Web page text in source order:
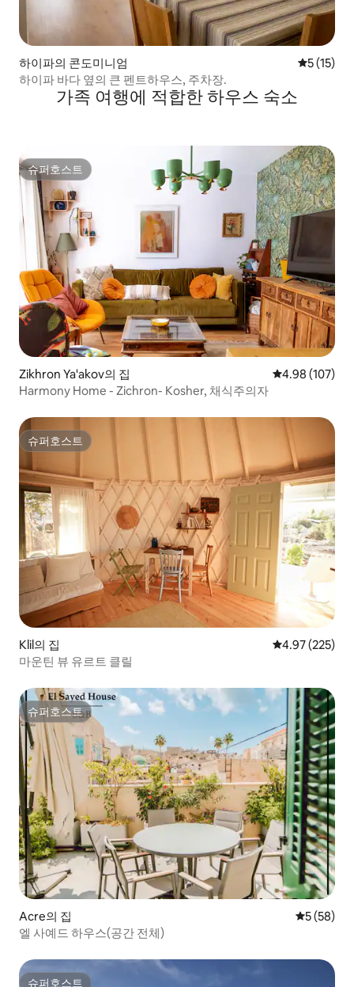
하이파의 콘도미니엄 평점 5점
5 (15)
하이파 바다 옆의 큰 펜트하우스, 주차장.
가족 여행에 적합한 하우스 숙소
슈퍼호스트
슈퍼호스트
Zikhron Ya'akov의 집 평점 4.98점(5
4.98 (107)
Harmony Home - Zichron- Kosher, 채식주의자
슈퍼호스트
슈퍼호스트
Klil의 집 평점 4.97점(5
4.97 (225)
마운틴 뷰 유르트 클릴
슈퍼호스트
슈퍼호스트
Acre의 집 평점 5점(5
5 (58)
엘 사예드 하우스(공간 전체)
슈퍼호스트